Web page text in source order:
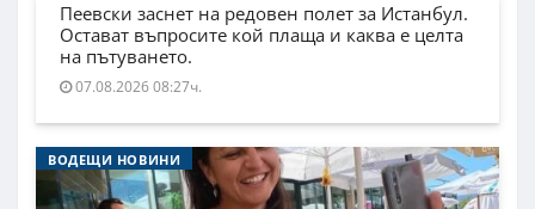
Пеевски заснет на редовен полет за Истанбул.
Остават въпросите кой плаща и каква е целта
на пътуването.
07.08.2026 08:27ч.
ВОДЕЩИ НОВИНИ